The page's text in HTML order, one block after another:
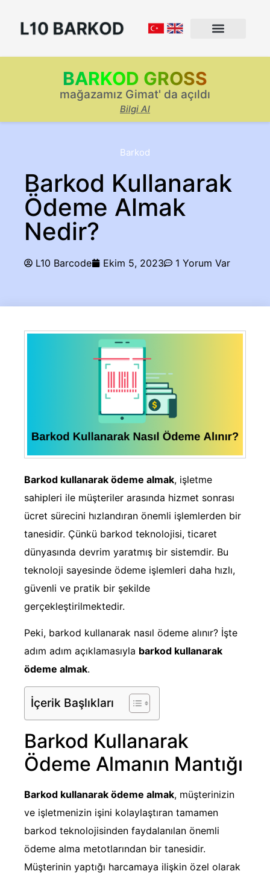
BARKOD GROSS
mağazamız Gimat' da açıldı
Bilgi Al
Barkod
Barkod Kullanarak
Ödeme Almak
Nedir?
L10 Barcode Ekim 5, 2023 1 Yorum Var
Barkod kullanarak ödeme almak, işletme
sahipleri ile müşteriler arasında hizmet sonrası
ücret sürecini hızlandıran önemli işlemlerden bir
tanesidir. Çünkü barkod teknolojisi, ticaret
dünyasında devrim yaratmış bir sistemdir. Bu
teknoloji sayesinde ödeme işlemleri daha hızlı,
güvenli ve pratik bir şekilde
gerçekleştirilmektedir.
Peki, barkod kullanarak nasıl ödeme alınır? İşte
adım adım açıklamasıyla barkod kullanarak
ödeme almak.
İçerik Başlıkları
Barkod Kullanarak
Ödeme Almanın Mantığı
Barkod kullanarak ödeme almak, müşterinizin
ve işletmenizin işini kolaylaştıran tamamen
barkod teknolojisinden faydalanılan önemli
ödeme alma metotlarından bir tanesidir.
Müşterinin yaptığı harcamaya ilişkin özel olarak